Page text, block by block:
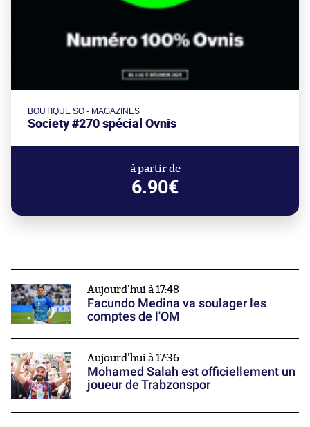
BOUTIQUE SO - MAGAZINES
Society #270 spécial Ovnis
à partir de
6.90€
Aujourd'hui à 17:48
Facundo Medina va soulager les
comptes de l'OM
Aujourd'hui à 17:36
Mohamed Salah est officiellement un
joueur de Trabzonspor